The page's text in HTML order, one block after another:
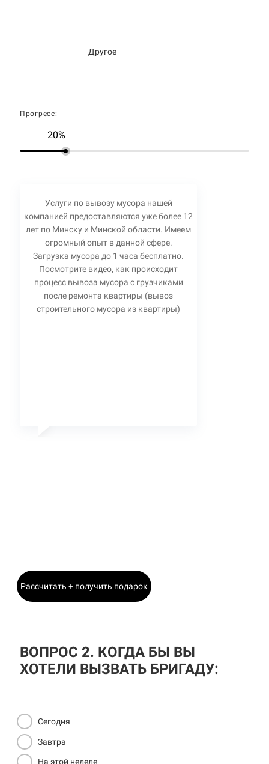
Другое
Прогресс:
20%
Услуги по вывозу мусора нашей
компанией предоставляются уже более 12
лет по Минску и Минской области. Имеем
огромный опыт в данной сфере.
Загрузка мусора до 1 часа бесплатно.
Посмотрите видео, как происходит
процесс вывоза мусора с грузчиками
после ремонта квартиры (вывоз
строительного мусора из квартиры)
Рассчитать + получить подарок
ВОПРОС 2. КОГДА БЫ ВЫ
ХОТЕЛИ ВЫЗВАТЬ БРИГАДУ:
Сегодня
Завтра
На этой неделе